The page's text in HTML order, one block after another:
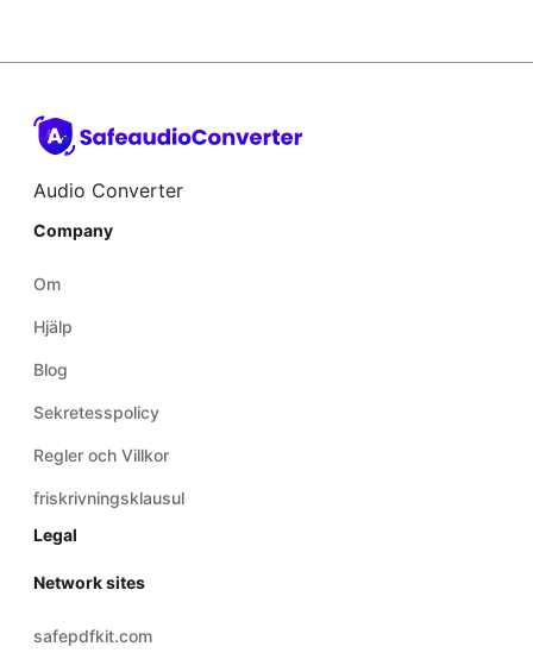
Audio Converter
Company
Om
Hjälp
Blog
Sekretesspolicy
Regler och Villkor
friskrivningsklausul
Legal
Network sites
safepdfkit.com